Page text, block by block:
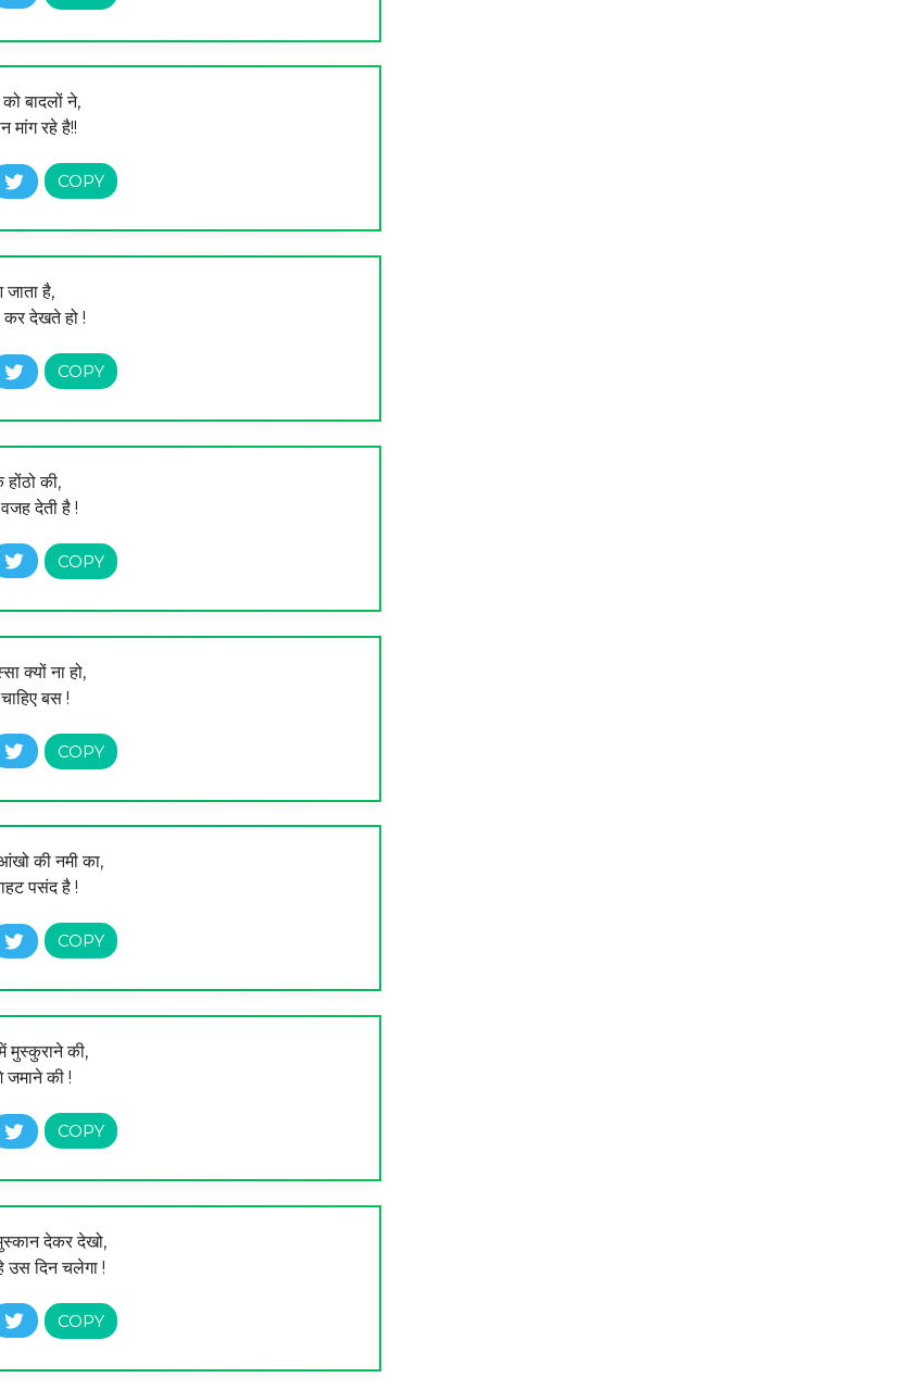
बादलों ने,
मांग रहे है!!
है,
देखते हो !
की,
देती है !
क्यों ना हो,
बस !
की नमी का,
पसंद है !
मुस्कुराने की,
जमाने की !
देकर देखो,
उस दिन चलेगा !